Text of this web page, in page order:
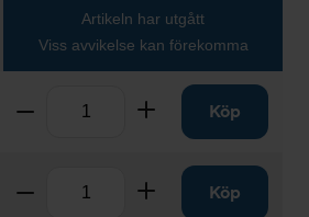
Artikeln har utgått
Viss avvikelse kan förekomma
Ta bort Lägg tillKöp
Ta bort Lägg tillKöp